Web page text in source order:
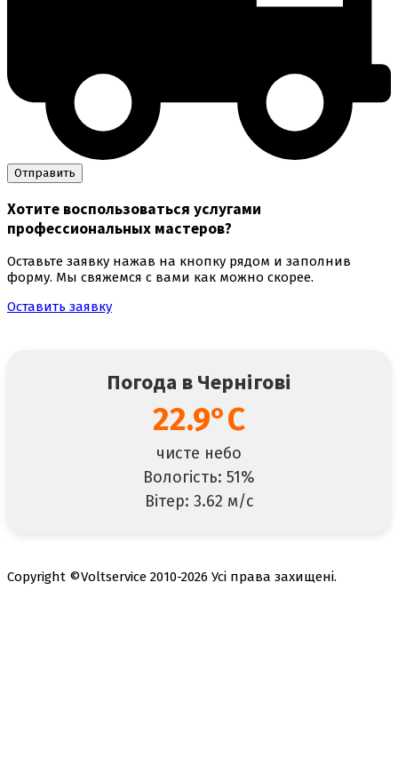
Хотите воспользоваться услугами
профессиональных мастеров?
Оставьте заявку нажав на кнопку рядом и заполнив
форму. Мы свяжемся с вами как можно скорее.
Оставить заявку
Погода в Чернігові
22.9°C
чисте небо
Вологість: 51%
Вітер: 3.62 м/с
Copyright ©Voltservice 2010-2026 Усі права захищені.